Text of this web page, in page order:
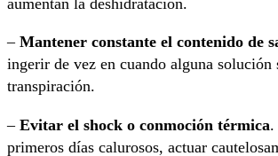
– Mantener constante el contenido de
ingerir de vez en cuando alguna solución
transpiración.
– Evitar el shock o conmoción térmica.
primeros días calurosos, actuar